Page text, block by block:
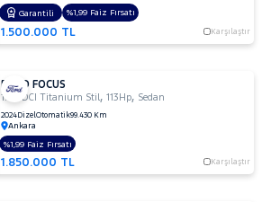
1.500.000 TL Karşılaştır
Garantili %1,99 Faiz Fırsatı
FORD FOCUS
1.5 TDCI Titanium Stil,113Hp, Sedan
2024DizelOtomatik99.430 Km
Ankara
1.850.000 TL Karşılaştır
%1,99 Faiz Fırsatı